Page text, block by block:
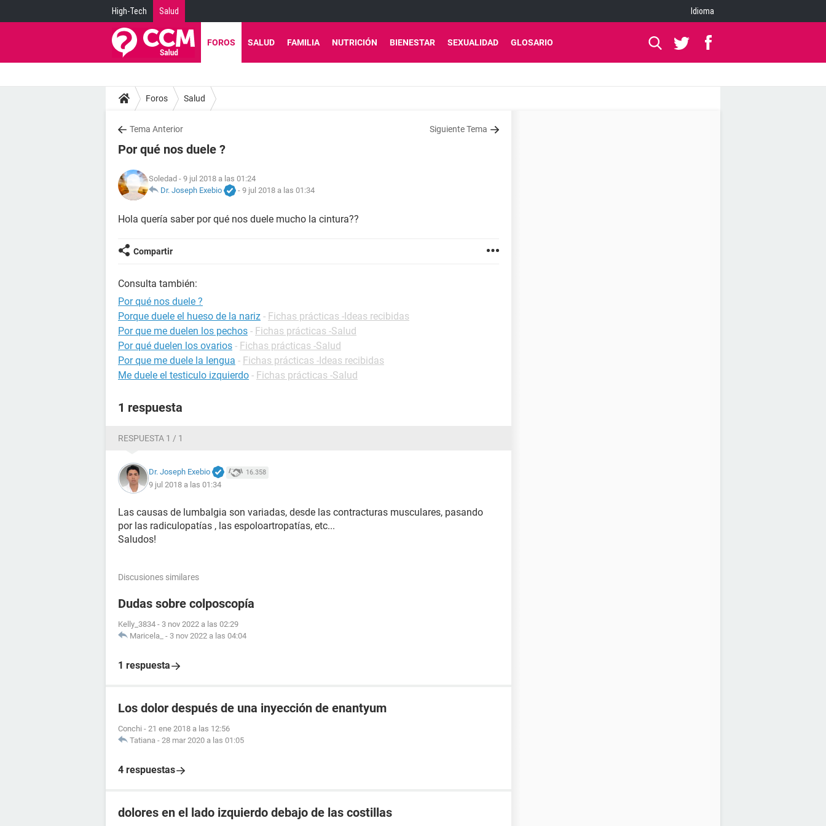
High-Tech Salud Idioma
FOROS SALUD FAMILIA NUTRICIÓN BIENESTAR SEXUALIDAD GLOSARIO
Foros Salud
Tema Anterior Siguiente Tema
Por qué nos duele ?
Soledad - 9 jul 2018 a las 01:24
Dr. Joseph Exebio
- 9 jul 2018 a las 01:34
Hola quería saber por qué nos duele mucho la cintura??
Compartir
Consulta también:
Por qué nos duele ?
Porque duele el hueso de la nariz - Fichas prácticas -Ideas recibidas
Por que me duelen los pechos - Fichas prácticas -Salud
Por qué duelen los ovarios - Fichas prácticas -Salud
Por que me duele la lengua - Fichas prácticas -Ideas recibidas
Me duele el testiculo izquierdo - Fichas prácticas -Salud
1 respuesta
RESPUESTA 1 / 1
Dr. Joseph Exebio 16.358
9 jul 2018 a las 01:34
Las causas de lumbalgia son variadas, desde las contracturas musculares, pasando
por las radiculopatías , las espoloartropatías, etc...
Saludos!
Discusiones similares
Dudas sobre colposcopía
Kelly_3834 - 3 nov 2022 a las 02:29
Maricela_ - 3 nov 2022 a las 04:04
1 respuesta
Los dolor después de una inyección de enantyum
Conchi - 21 ene 2018 a las 12:56
Tatiana - 28 mar 2020 a las 01:05
4 respuestas
dolores en el lado izquierdo debajo de las costillas